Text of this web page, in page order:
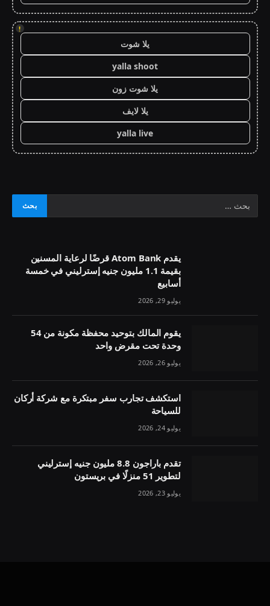
!
يلا شوت
yalla shoot
يلا شوت زون
يلا لايف
yalla live
يقدم Atom Bank قرضًا لرعاية المسنين
بقيمة 1.1 مليون جنيه إسترليني في خمسة
أسابيع
يوليو 29, 2026
يقوم المالك بتوحيد محفظة مكونة من 54
وحدة تحت مقرض واحد
يوليو 26, 2026
استكشف تجارب سفر مبتكرة مع شركة أركان
للسياحة
يوليو 24, 2026
تقدم باراجون 8.8 مليون جنيه إسترليني
لتطوير 51 منزلًا في بريستون
يوليو 23, 2026